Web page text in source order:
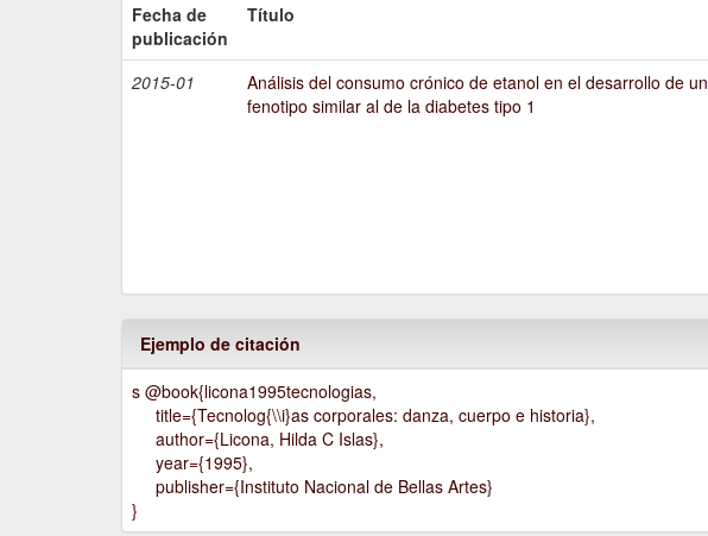
Fecha de
publicación
Título
2015-01
Análisis del consumo crónico de etanol en el desarrollo de un
fenotipo similar al de la diabetes tipo 1
Ejemplo de citación
s @book{licona1995tecnologias,
title={Tecnolog{\\i}as corporales: danza, cuerpo e historia},
author={Licona, Hilda C Islas},
year={1995},
publisher={Instituto Nacional de Bellas Artes}
}